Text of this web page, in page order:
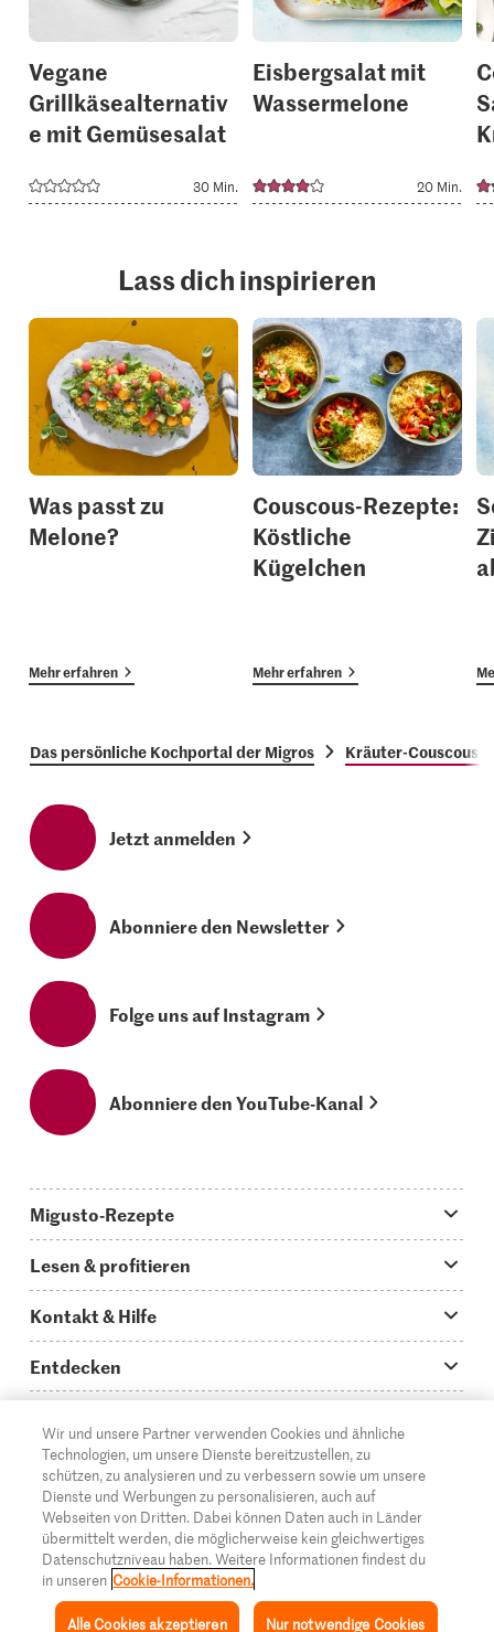
Vegane
Grillkäsealternativ
e mit Gemüsesalat
30 Min.
Eisbergsalat mit
Wassermelone
20 Min.
Lass dich inspirieren
Was passt zu
Melone?
Mehr erfahren
Couscous-Rezepte:
Köstliche
Kügelchen
Mehr erfahren
Das persönliche Kochportal der Migros Kräuter-Couscous
Jetzt anmelden
Abonniere den Newsletter
Folge uns auf Instagram
Abonniere den YouTube-Kanal
Migusto-Rezepte
Was koche ich heute?
Hauptgerichte
Schnelle & einfache Rezepte
Apéro & Fingerfood
Backen
Rezepte für Familien & Kinder
Alle Rezeptkategorien
Lesen & profitieren
Storys
How to-Videos
Glossar
Migusto Login
Migusto Printmagazin
Wettbewerbe
Kontakt & Hilfe
Infos zum Kochen mit Migusto
Kontakt
Mediadaten Werbetreibende
Impressum
Rechtliche Hinweise
Entdecken
Supermarkt
Migros Online
Über die Migros
Filialen
Cumulus
© 2026 Migros-Genossenschafts-Bund
DE FR IT
Wir und unsere Partner verwenden Cookies und ähnliche
Technologien, um unsere Dienste bereitzustellen, zu
schützen, zu analysieren und zu verbessern sowie um unsere
Dienste und Werbungen zu personalisieren, auch auf
Webseiten von Dritten. Dabei können Daten auch in Länder
übermittelt werden, die möglicherweise kein gleichwertiges
Datenschutzniveau haben. Weitere Informationen findest du
in unseren Cookie-Informationen.
Nur notwendige Cookies
Alle Cookies akzeptieren